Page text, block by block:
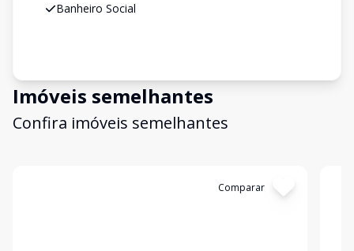
Banheiro Social
Imóveis semelhantes
Confira imóveis semelhantes
Comparar